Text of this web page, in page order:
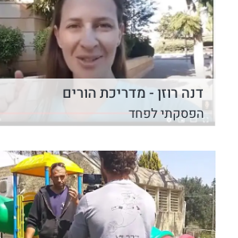
דנה רוזן - מדריכת הורים
הפסקתי לפחד